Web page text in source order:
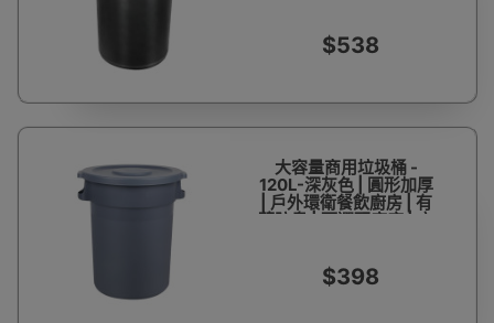
$538
大容量商用垃圾桶 -
120L-深灰色 | 圓形加厚
| 戶外環衛餐飲廚房 | 有
蓋防臭 | 可選配底座 | 方
$398